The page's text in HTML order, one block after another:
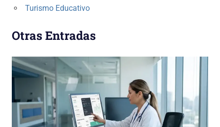
Turismo Educativo
Otras Entradas